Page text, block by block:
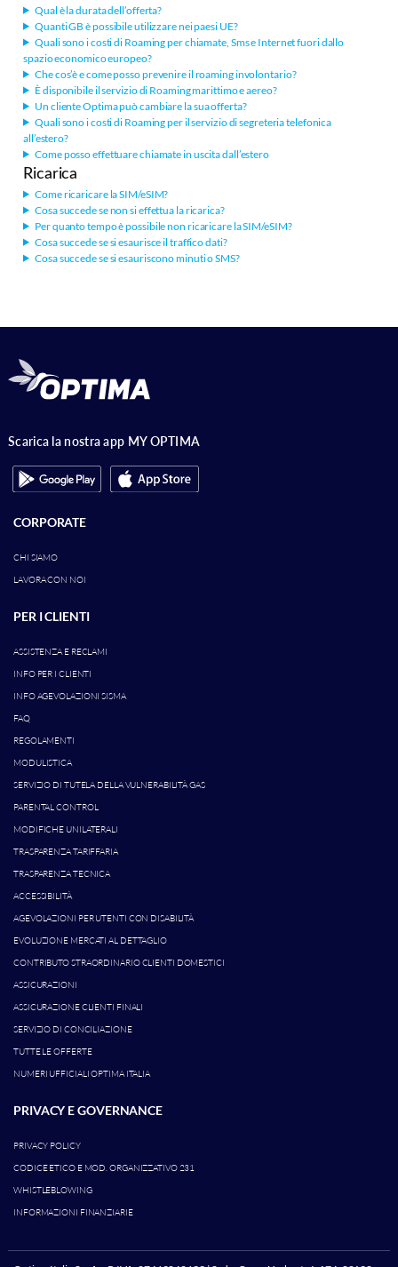
Qual è la durata dell’offerta?
Quanti GB è possibile utilizzare nei paesi UE?
Quali sono i costi di Roaming per chiamate, Sms e Internet fuori dallo
spazio economico europeo?
Che cos’è e come posso prevenire il roaming involontario?
È disponibile il servizio di Roaming marittimo e aereo?
Un cliente Optima può cambiare la sua offerta?
Quali sono i costi di Roaming per il servizio di segreteria telefonica
all’estero?
Come posso effettuare chiamate in uscita dall’estero
Ricarica
Come ricaricare la SIM/eSIM?
Cosa succede se non si effettua la ricarica?
Per quanto tempo è possibile non ricaricare la SIM/eSIM?
Cosa succede se si esaurisce il traffico dati?
Cosa succede se si esauriscono minuti o SMS?
Scarica la nostra app MY OPTIMA
CORPORATE
CHI SIAMO
LAVORA CON NOI
PER I CLIENTI
ASSISTENZA E RECLAMI
INFO PER I CLIENTI
INFO AGEVOLAZIONI SISMA
FAQ
REGOLAMENTI
MODULISTICA
SERVIZIO DI TUTELA DELLA VULNERABILITÀ GAS
PARENTAL CONTROL
MODIFICHE UNILATERALI
TRASPARENZA TARIFFARIA
TRASPARENZA TECNICA
ACCESSIBILITÀ
AGEVOLAZIONI PER UTENTI CON DISABILITÀ
EVOLUZIONE MERCATI AL DETTAGLIO
CONTRIBUTO STRAORDINARIO CLIENTI DOMESTICI
ASSICURAZIONI
ASSICURAZIONE CLIENTI FINALI
SERVIZIO DI CONCILIAZIONE
TUTTE LE OFFERTE
NUMERI UFFICIALI OPTIMA ITALIA
PRIVACY E GOVERNANCE
PRIVACY POLICY
CODICE ETICO E MOD. ORGANIZZATIVO 231
WHISTLEBLOWING
INFORMAZIONI FINANZIARIE